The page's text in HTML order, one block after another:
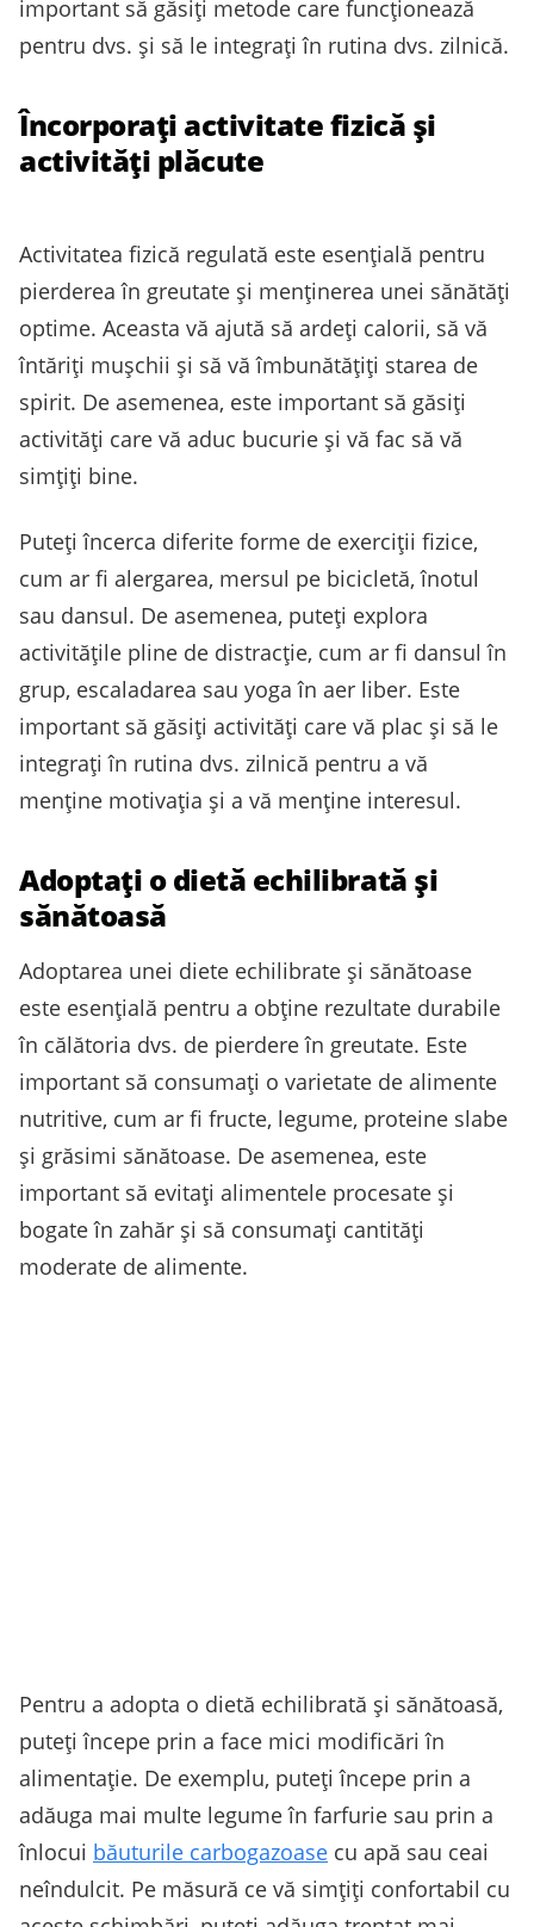
important să găsiți metode care funcționează
pentru dvs. și să le integrați în rutina dvs. zilnică.
Încorporați activitate fizică și
activități plăcute
Activitatea fizică regulată este esențială pentru
pierderea în greutate și menținerea unei sănătăți
optime. Aceasta vă ajută să ardeți calorii, să vă
întăriți mușchii și să vă îmbunătățiți starea de
spirit. De asemenea, este important să găsiți
activități care vă aduc bucurie și vă fac să vă
simțiți bine.
Puteți încerca diferite forme de exerciții fizice,
cum ar fi alergarea, mersul pe bicicletă, înotul
sau dansul. De asemenea, puteți explora
activitățile pline de distracție, cum ar fi dansul în
grup, escaladarea sau yoga în aer liber. Este
important să găsiți activități care vă plac și să le
integrați în rutina dvs. zilnică pentru a vă
menține motivația și a vă menține interesul.
Adoptați o dietă echilibrată și
sănătoasă
Adoptarea unei diete echilibrate și sănătoase
este esențială pentru a obține rezultate durabile
în călătoria dvs. de pierdere în greutate. Este
important să consumați o varietate de alimente
nutritive, cum ar fi fructe, legume, proteine slabe
și grăsimi sănătoase. De asemenea, este
important să evitați alimentele procesate și
bogate în zahăr și să consumați cantități
moderate de alimente.
Pentru a adopta o dietă echilibrată și sănătoasă,
puteți începe prin a face mici modificări în
alimentație. De exemplu, puteți începe prin a
adăuga mai multe legume în farfurie sau prin a
înlocui băuturile carbogazoase cu apă sau ceai
neîndulcit. Pe măsură ce vă simțiți confortabil cu